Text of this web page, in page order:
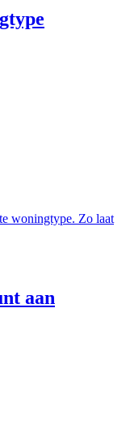
woningtype. Zo laat
aan